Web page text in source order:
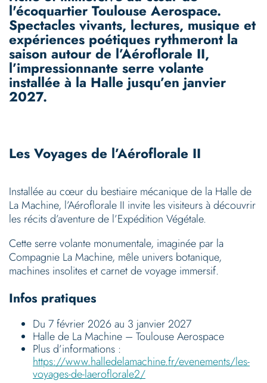
l'écoquartier Toulouse Aerospace.
Spectacles vivants, lectures, musique et
expériences poétiques rythmeront la
saison autour de l’Aéroflorale II,
l’impressionnante serre volante
installée à la Halle jusqu’en janvier
2027.
Les Voyages de l’Aéroflorale II
Installée au cœur du bestiaire mécanique de la Halle de
La Machine, l’Aéroflorale II invite les visiteurs à découvrir
les récits d’aventure de l’Expédition Végétale.
Cette serre volante monumentale, imaginée par la
Compagnie La Machine, mêle univers botanique,
machines insolites et carnet de voyage immersif.
Infos pratiques
Du 7 février 2026 au 3 janvier 2027
Halle de La Machine – Toulouse Aerospace
Plus d’informations :
https://www.halledelamachine.fr/evenements/les-
voyages-de-laeroflorale2/